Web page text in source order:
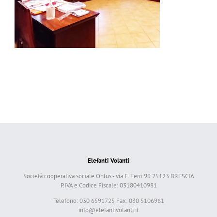
Elefanti Volanti
Società cooperativa sociale Onlus - via E. Ferri 99 25123 BRESCIA
P.IVA e Codice Fiscale: 03180410981
Telefono: 030 6591725 Fax: 030 5106961
info@elefantivolanti.it